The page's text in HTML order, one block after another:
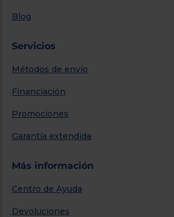
Blog
Servicios
Métodos de envío
Financiación
Promociones
Garantía extendida
Más información
Centro de Ayuda
Devoluciones